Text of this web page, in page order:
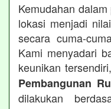
Kemudahan
lokasi menjadi
secara cuma-
Kami menyadari
keunikan
Pembangunan
dilakukan